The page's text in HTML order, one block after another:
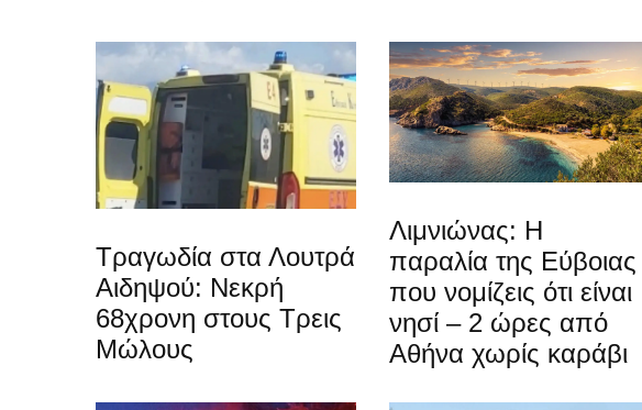
Τραγωδία στα Λουτρά
Αιδηψού: Νεκρή
68χρονη στους Τρεις
Μώλους
Λιμνιώνας: Η
παραλία της Εύβοιας
που νομίζεις ότι είναι
νησί – 2 ώρες από
Αθήνα χωρίς καράβι